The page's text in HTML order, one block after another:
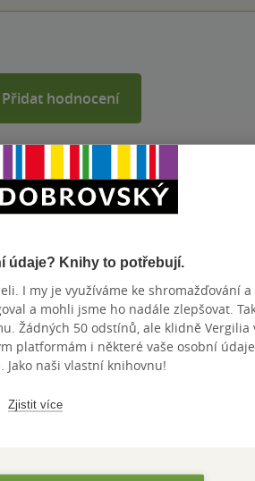
Přidat hodnocení
Maloobchodní cena
údaje? Knihy to potřebují.
I my je využíváme ke shromažďování a
a mohli jsme ho nadále zlepšovat.
Žádných 50 odstínů, ale klidně Vergilia
platformám i některé vaše osobní
Jako naši vlastní knihovnu!
Zjistit více